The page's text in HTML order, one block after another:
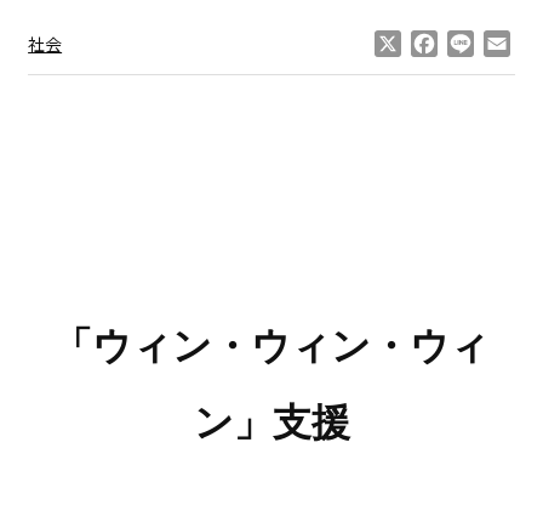
社会 Facebook
Line
「ウィン・ウィン・ウィ
ン」支援